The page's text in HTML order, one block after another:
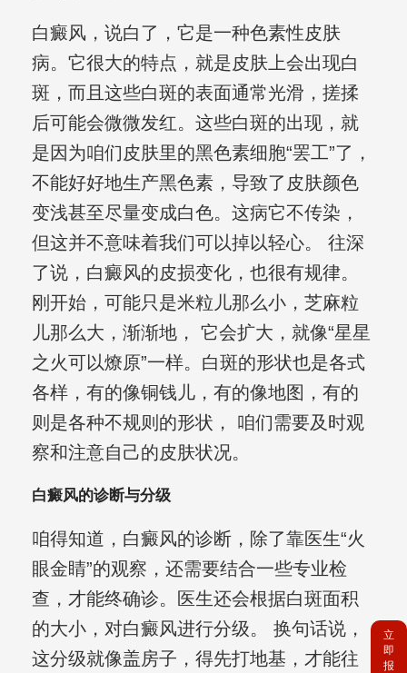
白癜风，说白了，它是一种色素性皮肤
病。它很大的特点，就是皮肤上会出现白
斑，而且这些白斑的表面通常光滑，搓揉
后可能会微微发红。这些白斑的出现，就
是因为咱们皮肤里的黑色素细胞“罢工”了，
不能好好地生产黑色素，导致了皮肤颜色
变浅甚至尽量变成白色。这病它不传染，
但这并不意味着我们可以掉以轻心。 往深
了说，白癜风的皮损变化，也很有规律。
刚开始，可能只是米粒儿那么小，芝麻粒
儿那么大，渐渐地， 它会扩大，就像“星星
之火可以燎原”一样。白斑的形状也是各式
各样，有的像铜钱儿，有的像地图，有的
则是各种不规则的形状， 咱们需要及时观
察和注意自己的皮肤状况。
白癜风的诊断与分级
咱得知道，白癜风的诊断，除了靠医生“火
眼金睛”的观察，还需要结合一些专业检
查，才能终确诊。医生还会根据白斑面积
的大小，对白癜风进行分级。 换句话说，
这分级就像盖房子，得先打地基，才能往
立
即
报